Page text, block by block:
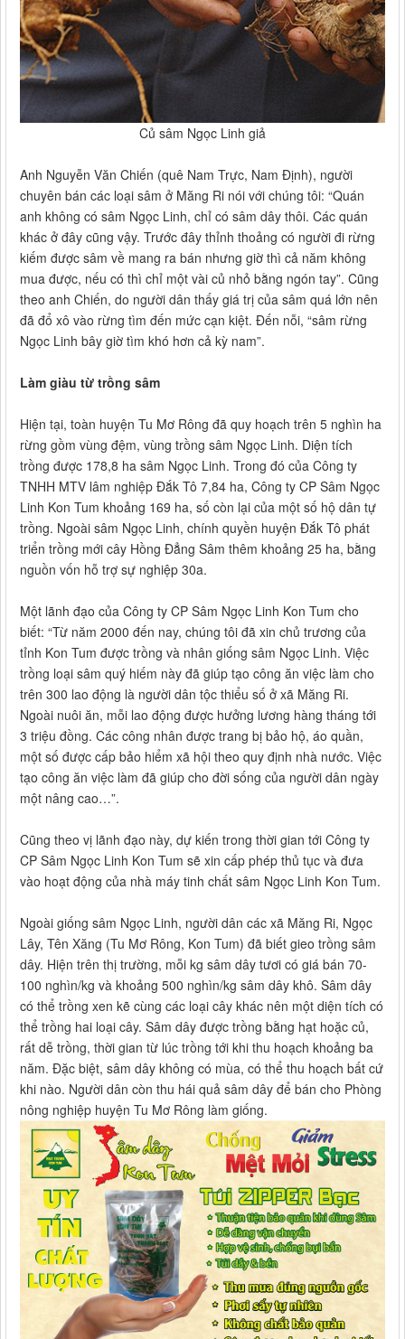
Củ sâm Ngọc Linh giả
Anh Nguyễn Văn Chiến (quê Nam Trực, Nam Định), người
chuyên bán các loại sâm ở Măng Ri nói với chúng tôi: “Quán
anh không có sâm Ngọc Linh, chỉ có sâm dây thôi. Các quán
khác ở đây cũng vậy. Trước đây thỉnh thoảng có người đi rừng
kiếm được sâm về mang ra bán nhưng giờ thì cả năm không
mua được, nếu có thì chỉ một vài củ nhỏ bằng ngón tay”. Cũng
theo anh Chiến, do người dân thấy giá trị của sâm quá lớn nên
đã đổ xô vào rừng tìm đến mức cạn kiệt. Đến nỗi, “sâm rừng
Ngọc Linh bây giờ tìm khó hơn cả kỳ nam”.
Làm giàu từ trồng sâm
Hiện tại, toàn huyện Tu Mơ Rông đã quy hoạch trên 5 nghìn ha
rừng gồm vùng đệm, vùng trồng sâm Ngọc Linh. Diện tích
trồng được 178,8 ha sâm Ngọc Linh. Trong đó của Công ty
TNHH MTV lâm nghiệp Đắk Tô 7,84 ha, Công ty CP Sâm Ngọc
Linh Kon Tum khoảng 169 ha, số còn lại của một số hộ dân tự
trồng. Ngoài sâm Ngọc Linh, chính quyền huyện Đắk Tô phát
triển trồng mới cây Hồng Đẳng Sâm thêm khoảng 25 ha, bằng
nguồn vốn hỗ trợ sự nghiệp 30a.
Một lãnh đạo của Công ty CP Sâm Ngọc Linh Kon Tum cho
biết: “Từ năm 2000 đến nay, chúng tôi đã xin chủ trương của
tỉnh Kon Tum được trồng và nhân giống sâm Ngọc Linh. Việc
trồng loại sâm quý hiếm này đã giúp tạo công ăn việc làm cho
trên 300 lao động là người dân tộc thiểu số ở xã Măng Ri.
Ngoài nuôi ăn, mỗi lao động được hưởng lương hàng tháng tới
3 triệu đồng. Các công nhân được trang bị bảo hộ, áo quần,
một số được cấp bảo hiểm xã hội theo quy định nhà nước. Việc
tạo công ăn việc làm đã giúp cho đời sống của người dân ngày
một nâng cao…”.
Cũng theo vị lãnh đạo này, dự kiến trong thời gian tới Công ty
CP Sâm Ngọc Linh Kon Tum sẽ xin cấp phép thủ tục và đưa
vào hoạt động của nhà máy tinh chất sâm Ngọc Linh Kon Tum.
Ngoài giống sâm Ngọc Linh, người dân các xã Măng Ri, Ngọc
Lây, Tên Xăng (Tu Mơ Rông, Kon Tum) đã biết gieo trồng sâm
dây. Hiện trên thị trường, mỗi kg sâm dây tươi có giá bán 70-
100 nghìn/kg và khoảng 500 nghìn/kg sâm dây khô. Sâm dây
có thể trồng xen kẽ cùng các loại cây khác nên một diện tích có
thể trồng hai loại cây. Sâm dây được trồng bằng hạt hoặc củ,
rất dễ trồng, thời gian từ lúc trồng tới khi thu hoạch khoảng ba
năm. Đặc biệt, sâm dây không có mùa, có thể thu hoạch bất cứ
khi nào. Người dân còn thu hái quả sâm dây để bán cho Phòng
nông nghiệp huyện Tu Mơ Rông làm giống.